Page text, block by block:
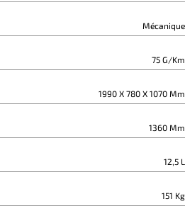
Mécanique
75 G/km
1990 X 780 X 1070 Mm
1360 Mm
12,5 L
151 Kg